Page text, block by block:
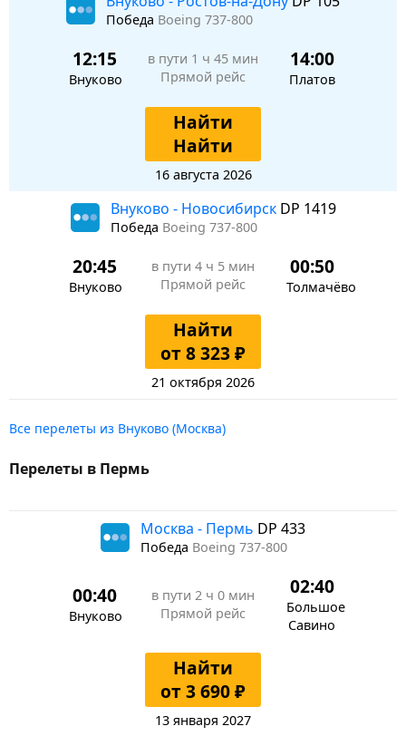
Победа Boeing 737-800
12:15
Внуково
в пути 1 ч 45 мин
Прямой рейс
14:00
Платов
Найти
Найти
16 августа 2026
Внуково - Новосибирск DP 1419
Победа Boeing 737-800
20:45
Внуково
в пути 4 ч 5 мин
Прямой рейс
00:50
Толмачёво
Найти
от 8 323 ₽
21 октября 2026
Все перелеты из Внуково (Москва)
Перелеты в Пермь
Москва - Пермь DP 433
Победа Boeing 737-800
00:40
Внуково
в пути 2 ч 0 мин
Прямой рейс
02:40
Большое
Савино
Найти
от 3 690 ₽
13 января 2027